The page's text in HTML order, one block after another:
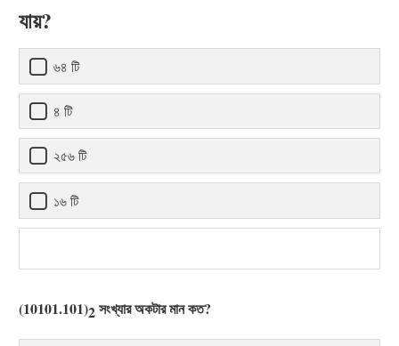
যায়?
৬৪ টি
৪ টি
২৫৬ টি
১৬ টি
(10101.101)2সংখ্যার অকটার মান কত?